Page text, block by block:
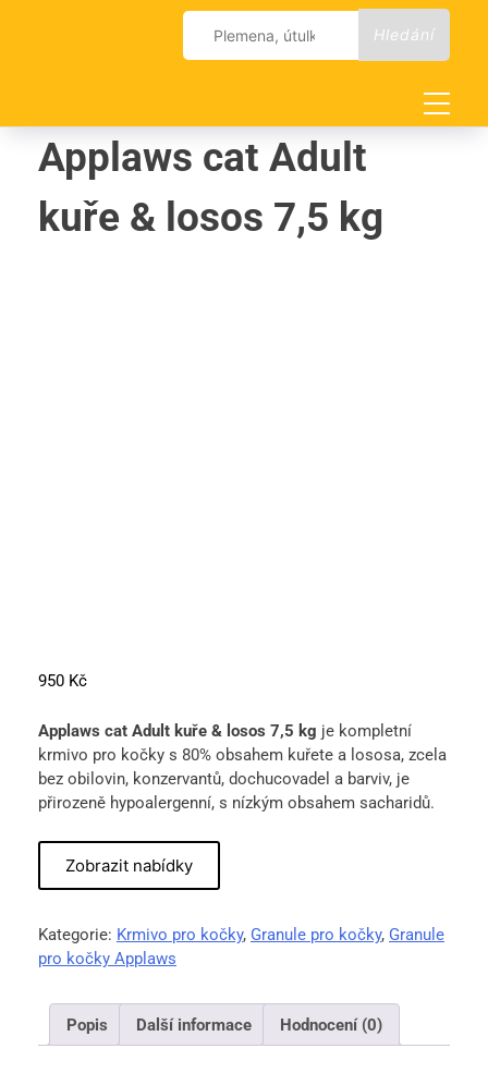
Vyhledávání
Applaws cat Adult
kuře & losos 7,5 kg
950 Kč
Applaws cat Adult kuře & losos 7,5 kg je kompletní
krmivo pro kočky s 80% obsahem kuřete a lososa, zcela
bez obilovin, konzervantů, dochucovadel a barviv, je
přirozeně hypoalergenní, s nízkým obsahem sacharidů.
Zobrazit nabídky
Kategorie: Krmivo pro kočky, Granule pro kočky, Granule
pro kočky Applaws
Popis Další informace Hodnocení (0)